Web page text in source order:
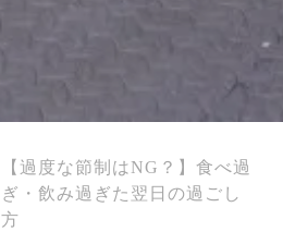
【過度な節制はNG？】食べ過
ぎ・飲み過ぎた翌日の過ごし
方